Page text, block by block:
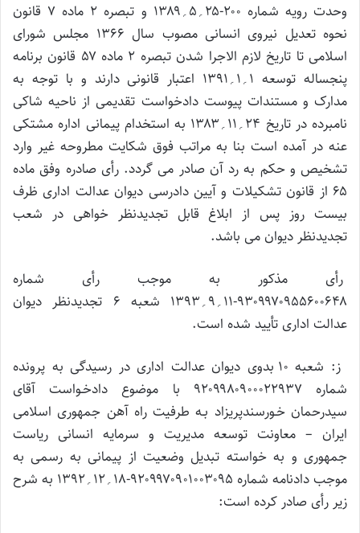
وحدت رویه شماره ۲۰۰-۲۵؍۵؍۱۳۸۹ و تبصره ۲ ماده ۷ قانون
نحوه تعدیل نیروی انسانی مصوب سال ۱۳۶۶ مجلس شورای
اسلامی تا تاریخ لازم الاجرا شدن تبصره ۲ ماده ۵۷ قانون برنامه
پنجساله توسعه ۱؍۱؍۱۳۹۱ اعتبار قانونی دارند و با توجه به
مدارک و مستندات پیوست دادخواست تقدیمی از ناحیه شاکی
نامبرده در تاریخ ۲۴؍۱۱؍۱۳۸۳ به استخدام پیمانی اداره مشتکی
عنه در آمده است بنا به مراتب فوق شکایت مطروحه غیر وارد
تشخیص و حکم به رد آن صادر می گردد. رأی صادره وفق ماده
۶۵ از قانون تشکیلات و آیین دادرسی دیوان عدالت اداری ظرف
بیست روز پس از ابلاغ قابل تجدیدنظر خواهی در شعب
تجدیدنظر دیوان می باشد.
رأی مذکور به موجب رأی شماره
۹۳۰۹۹۷۰۹۵۵۶۰۰۶۴۸-۱۱؍۹؍۱۳۹۳ شعبه ۶ تجدیدنظر دیوان
عدالت اداری تأیید شده است.
ز: شعبه ۱۰ بدوی دیوان عدالت اداری در رسیدگی به پرونده
شماره ۹۲۰۹۹۸۰۹۰۰۰۲۲۹۳۷ با موضوع دادخـواست آقای
سیدرحمان خـورسندپریزاد بـه طرفیت راه آهن جمهوری اسلامی
ایران – معاونت توسعه مدیریت و سرمایه انسانی ریاست
جمهوری و به خواسته تبدیل وضعیت از پیمانی به رسمی به
موجب دادنامه شماره ۹۲۰۹۹۷۰۹۰۱۰۰۳۰۹۵-۱۸؍۱۲؍۱۳۹۲ به شرح
زیر رأی صادر کرده است: